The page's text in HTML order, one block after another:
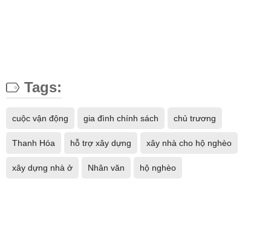
Tags:
cuộc vận động gia đình chính sách chủ trương
Thanh Hóa hỗ trợ xây dựng xây nhà cho hộ nghèo
xây dựng nhà ở Nhân văn hộ nghèo